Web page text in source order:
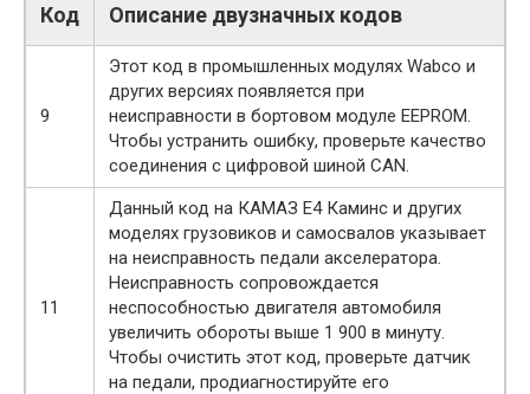
Код Описание двузначных кодов
9
Этот код в промышленных модулях Wabco и
других версиях появляется при
неисправности в бортовом модуле EEPROM.
Чтобы устранить ошибку, проверьте качество
соединения с цифровой шиной CAN.
11
Данный код на КАМАЗ Е4 Каминс и других
моделях грузовиков и самосвалов указывает
на неисправность педали акселератора.
Неисправность сопровождается
неспособностью двигателя автомобиля
увеличить обороты выше 1 900 в минуту.
Чтобы очистить этот код, проверьте датчик
на педали, продиагностируйте его